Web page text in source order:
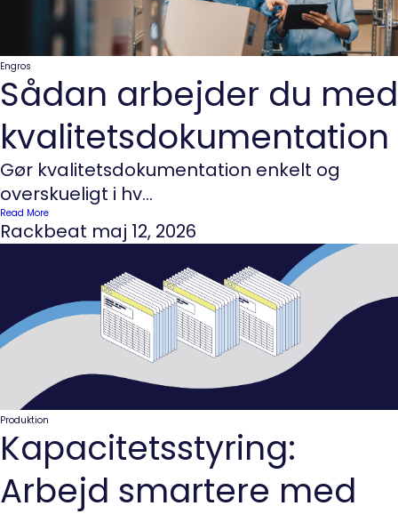
Engros
Sådan arbejder du med
kvalitetsdokumentation
Gør kvalitetsdokumentation enkelt og
overskueligt i hv...
Read More
Rackbeat maj 12, 2026
Produktion
Kapacitetsstyring:
Arbejd smartere med